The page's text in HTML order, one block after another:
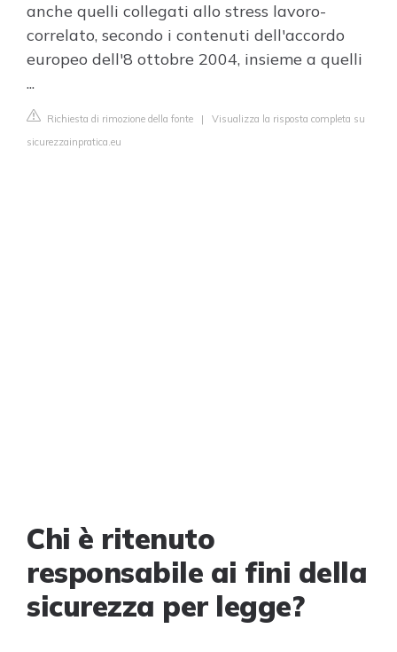
anche quelli collegati allo stress lavoro-
correlato, secondo i contenuti dell'accordo
europeo dell'8 ottobre 2004, insieme a quelli
...
Richiesta di rimozione della fonte | Visualizza la risposta completa su
sicurezzainpratica.eu
Chi è ritenuto
responsabile ai fini della
sicurezza per legge?